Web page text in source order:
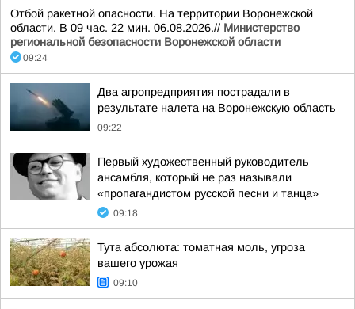
Отбой ракетной опасности. На территории Воронежской
области. В 09 час. 22 мин. 06.08.2026.// Министерство
региональной безопасности Воронежской области
09:24
Два агропредприятия пострадали в
результате налета на Воронежскую область
09:22
Первый художественный руководитель
ансамбля, который не раз называли
«пропагандистом русской песни и танца»
09:18
Тута абсолюта: томатная моль, угроза
вашего урожая
09:10